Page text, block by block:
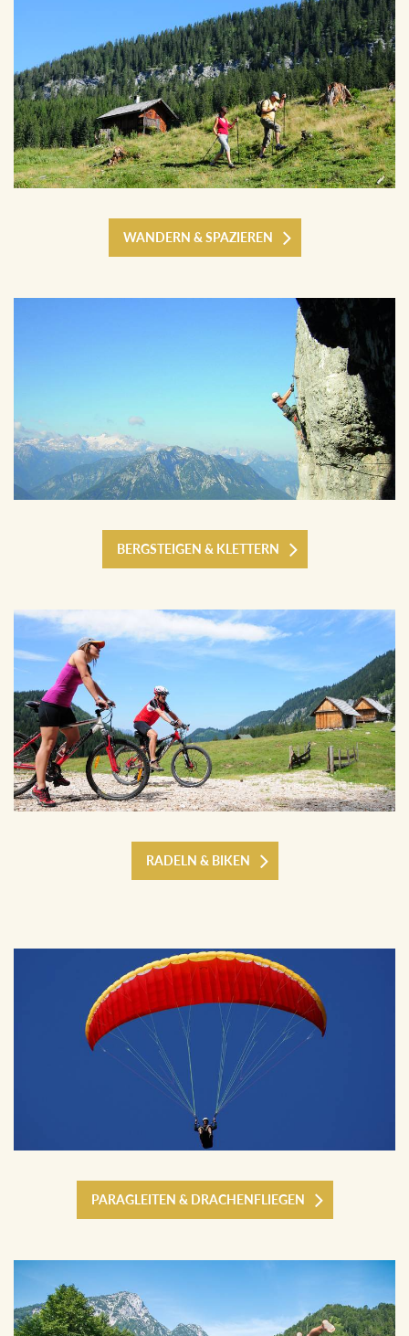
WANDERN & SPAZIEREN
BERGSTEIGEN & KLETTERN
RADELN & BIKEN
PARAGLEITEN & DRACHENFLIEGEN